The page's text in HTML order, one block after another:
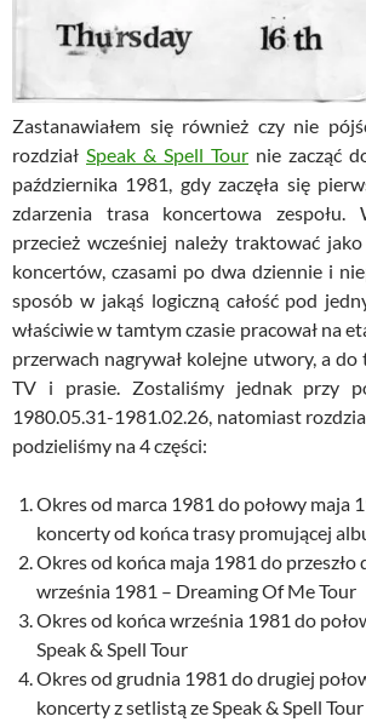
Zastanawiałem się również czy nie
rozdział Speak & Spell Tour nie zacząć
października 1981, gdy zaczęła się
zdarzenia trasa koncertowa zespołu.
przecież wcześniej należy traktować
koncertów, czasami po dwa dziennie i
sposób w jakąś logiczną całość pod
właściwie w tamtym czasie pracował na
przerwach nagrywał kolejne utwory, a do
TV i prasie. Zostaliśmy jednak przy
1980.05.31-1981.02.26, natomiast
podzieliśmy na 4 części:
Okres od marca 1981 do połowy maja
koncerty od końca trasy promującej
Okres od końca maja 1981 do przeszło
września 1981 – Dreaming Of Me Tour
Okres od końca września 1981 do
Speak & Spell Tour
Okres od grudnia 1981 do drugiej
koncerty z setlistą ze Speak & Spell